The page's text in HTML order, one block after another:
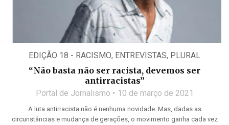
EDIÇÃO 18 - RACISMO, ENTREVISTAS, PLURAL
“Não basta não ser racista, devemos ser
antirracistas”
Portal de Jornalismo 10 de março de 2021
A luta antirracista não é nenhuma novidade. Mas, dadas as
circunstâncias e mudança de gerações, o movimento ganha cada vez